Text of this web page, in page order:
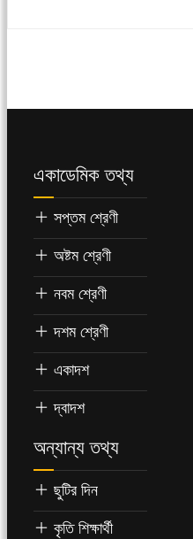
একাডেমিক তথ্য
সপ্তম শ্রেণী
অষ্টম শ্রেণী
নবম শ্রেণী
দশম শ্রেণী
একাদশ
দ্বাদশ
অন্যান্য তথ্য
ছুটির দিন
কৃতি শিক্ষার্থী